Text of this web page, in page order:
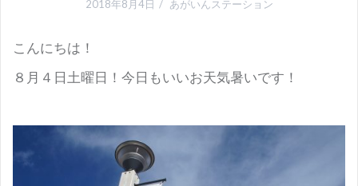
2018年8月4日 あがいんステーション
こんにちは！
８月４日土曜日！今日もいいお天気暑いです！